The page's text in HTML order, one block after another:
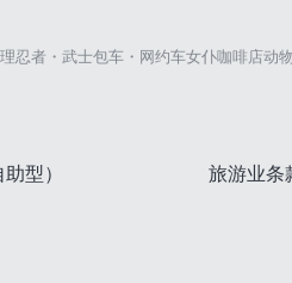
忍者・武士包车・网约车女仆咖啡店动
型） 旅游业条